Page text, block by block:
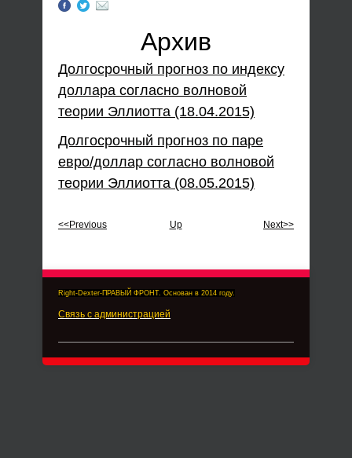
Архив
Долгосрочный прогноз по индексу
доллара согласно волновой
теории Эллиотта (18.04.2015)
Долгосрочный прогноз по паре
евро/доллар согласно волновой
теории Эллиотта (08.05.2015)
<<Previous Up Next>>
Right-Dexter-ПРАВЫЙ ФРОНТ. Основан в 2014 году.
Связь с администрацией